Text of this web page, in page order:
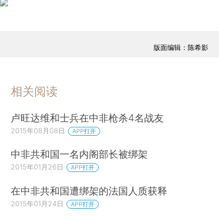
版面编辑：陈希影
相关阅读
卢旺达维和士兵在中非枪杀4名战友
2015年08月08日 APP打开
中非共和国一名内阁部长被绑架
2015年01月26日 APP打开
在中非共和国遭绑架的法国人质获释
2015年01月24日 APP打开